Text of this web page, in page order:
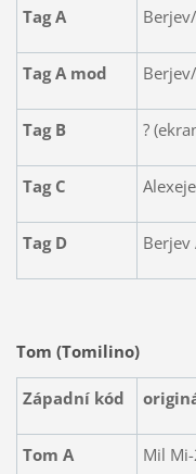
Tag A
Tag A mod
Tag B ?
Tag C
Tag D Berjev
Tom (Tomilino)
Západní kód
Tom A Mil